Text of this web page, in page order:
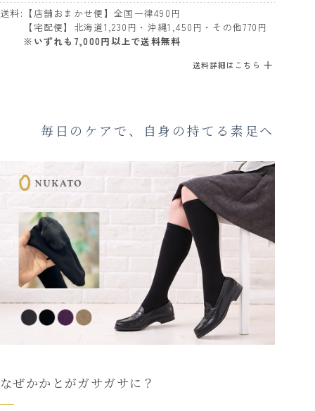
送料
【店舗おまかせ便】全国一律490円
【宅配便】北海道1,230円・沖縄1,450円・その他770円
※いずれも7,000円以上で送料無料
送料詳細はこちら
毎日のケアで、自身の持てる素足へ
なぜかかとがガサガサに？